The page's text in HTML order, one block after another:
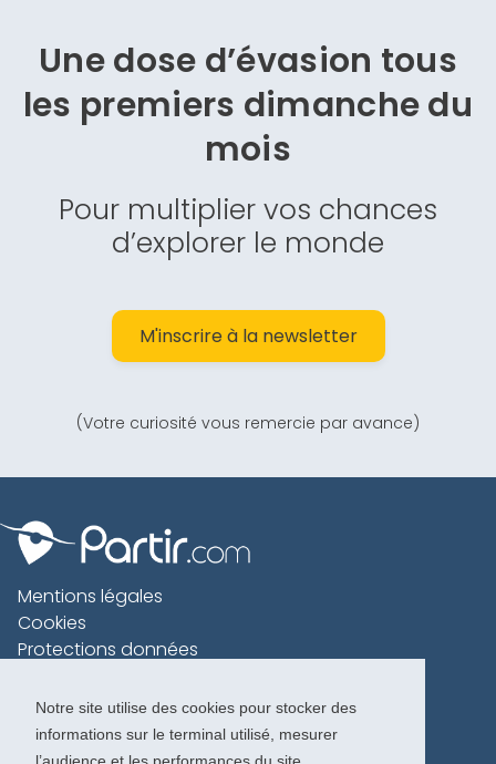
Notre site utilise des cookies pour stocker des
informations sur le terminal utilisé, mesurer
l’audience et les performances du site.
Une dose d’évasion tous
les premiers dimanche du
mois
Pour multiplier vos chances
d’explorer le monde
M'inscrire à la newsletter
(Votre curiosité vous remercie par avance)
Mentions légales
Cookies
Protections données
Charte voyageur
Copyright 1996-2026